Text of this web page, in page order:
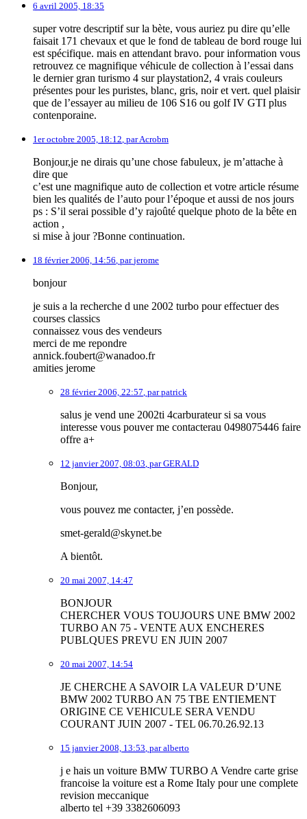
6 avril 2005, 18:35
super votre descriptif sur la bète, vous auriez pu dire qu’elle
faisait 171 chevaux et que le fond de tableau de bord rouge lui
est spécifique. mais en attendant bravo. pour information vous
retrouvez ce magnifique véhicule de collection à l’essai dans
le dernier gran turismo 4 sur playstation2, 4 vrais couleurs
présentes pour les puristes, blanc, gris, noir et vert. quel plaisir
que de l’essayer au milieu de 106 S16 ou golf IV GTI plus
contenporaine.
1er octobre 2005, 18:12, parAcrobm
Bonjour,je ne dirais qu’une chose fabuleux, je m’attache à
dire que
c’est une magnifique auto de collection et votre article résume
bien les qualités de l’auto pour l’époque et aussi de nos jours
ps : S’il serai possible d’y rajoûté quelque photo de la bête en
action ,
si mise à jour ?Bonne continuation.
18 février 2006, 14:56, parjerome
bonjour
je suis a la recherche d une 2002 turbo pour effectuer des
courses classics
connaissez vous des vendeurs
merci de me repondre
annick.foubert@wanadoo.fr
amities jerome
28 février 2006, 22:57, parpatrick
salus je vend une 2002ti 4carburateur si sa vous
interesse vous pouver me contacterau 0498075446 faire
offre a+
12 janvier 2007, 08:03, parGERALD
Bonjour,
vous pouvez me contacter, j’en possède.
smet-gerald@skynet.be
A bientôt.
20 mai 2007, 14:47
BONJOUR
CHERCHER VOUS TOUJOURS UNE BMW 2002
TURBO AN 75 - VENTE AUX ENCHERES
PUBLQUES PREVU EN JUIN 2007
20 mai 2007, 14:54
JE CHERCHE A SAVOIR LA VALEUR D’UNE
BMW 2002 TURBO AN 75 TBE ENTIEMENT
ORIGINE CE VEHICULE SERA VENDU
COURANT JUIN 2007 - TEL 06.70.26.92.13
15 janvier 2008, 13:53, paralberto
j e hais un voiture BMW TURBO A Vendre carte grise
francoise la voiture est a Rome Italy pour une complete
revision meccanique
alberto tel +39 3382606093